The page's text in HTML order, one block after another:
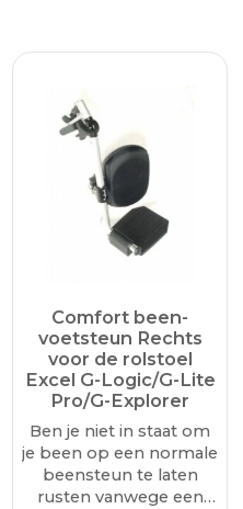
Comfort been-
voetsteun Rechts
voor de rolstoel
Excel G-Logic/G-Lite
Pro/G-Explorer
Ben je niet in staat om
je been op een normale
beensteun te laten
rusten vanwege een